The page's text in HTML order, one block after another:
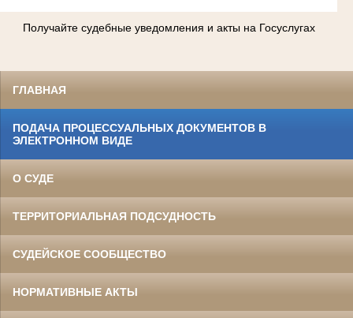
Получайте судебные уведомления и акты на Госуслугах
ГЛАВНАЯ
ПОДАЧА ПРОЦЕССУАЛЬНЫХ ДОКУМЕНТОВ В
ЭЛЕКТРОННОМ ВИДЕ
О СУДЕ
ТЕРРИТОРИАЛЬНАЯ ПОДСУДНОСТЬ
СУДЕЙСКОЕ СООБЩЕСТВО
НОРМАТИВНЫЕ АКТЫ